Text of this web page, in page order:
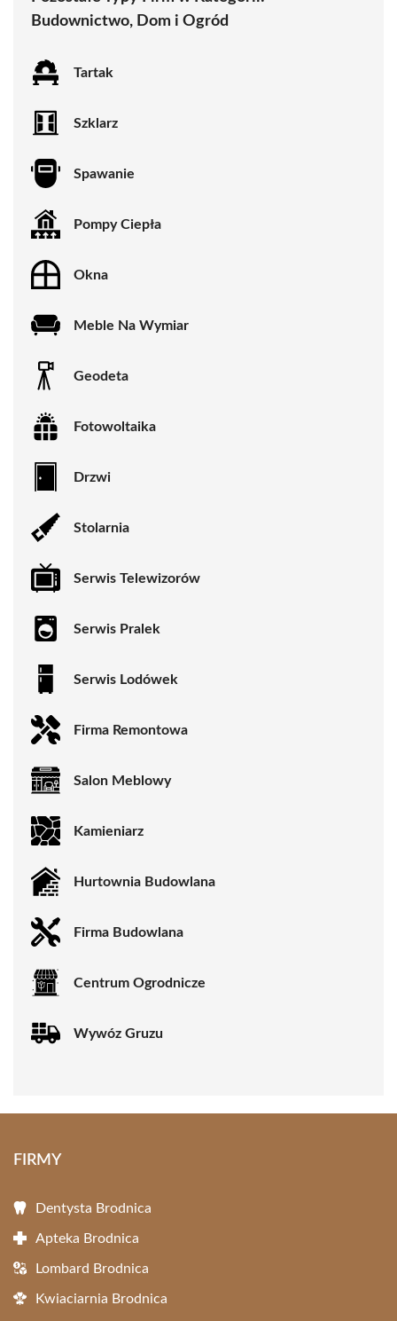
Budownictwo, Dom i Ogród
Tartak
Szklarz
Spawanie
Pompy Ciepła
Okna
Meble Na Wymiar
Geodeta
Fotowoltaika
Drzwi
Stolarnia
Serwis Telewizorów
Serwis Pralek
Serwis Lodówek
Firma Remontowa
Salon Meblowy
Kamieniarz
Hurtownia Budowlana
Firma Budowlana
Centrum Ogrodnicze
Wywóz Gruzu
FIRMY
Dentysta Brodnica
Apteka Brodnica
Lombard Brodnica
Kwiaciarnia Brodnica